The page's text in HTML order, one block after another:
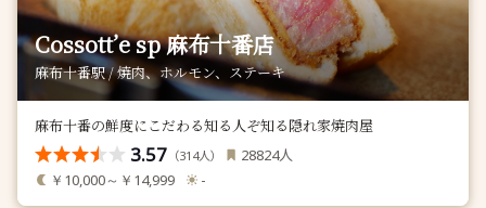
Cossott’e sp 麻布十番店
麻布十番駅 / 焼肉、ホルモン、ステーキ
麻布十番の鮮度にこだわる知る人ぞ知る隠れ家焼肉屋
3.57 （314人） 28824人
￥10,000～￥14,999 -